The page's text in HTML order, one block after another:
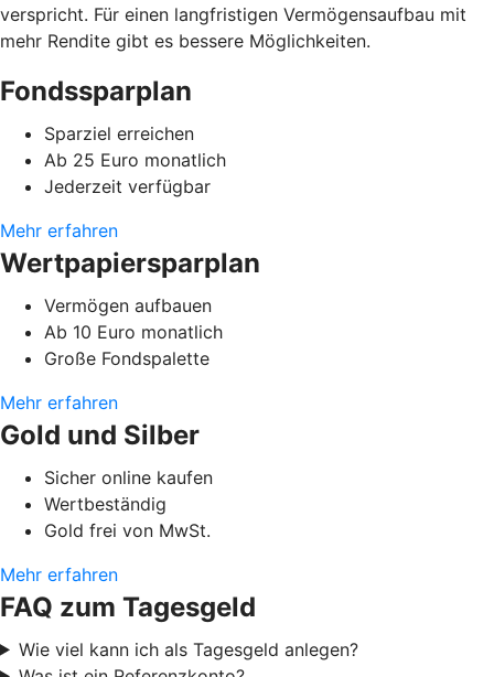
verspricht. Für einen langfristigen Vermögensaufbau mit
mehr Rendite gibt es bessere Möglichkeiten.
Fondssparplan
Sparziel erreichen
Ab 25 Euro monatlich
Jederzeit verfügbar
Mehr erfahren
Wertpapiersparplan
Vermögen aufbauen
Ab 10 Euro monatlich
Große Fondspalette
Mehr erfahren
Gold und Silber
Sicher online kaufen
Wertbeständig
Gold frei von MwSt.
Mehr erfahren
FAQ zum Tagesgeld
Wie viel kann ich als Tagesgeld anlegen?